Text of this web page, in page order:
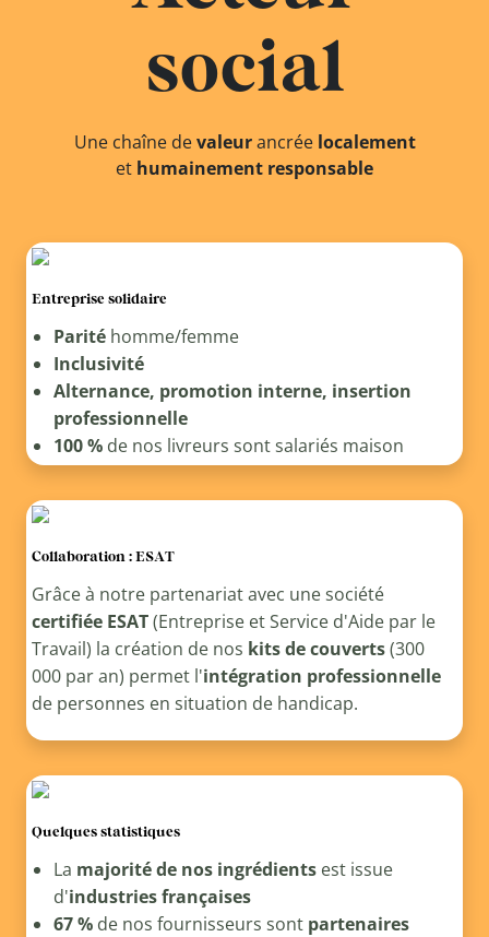
social
Une chaîne devaleurancrée localement
et humainement responsable
Entreprise solidaire
Paritéhomme/femme
Inclusivité
Alternance, promotion interne, insertion
professionnelle
100 %de nos livreurs sont salariés maison
Collaboration : ESAT
Grâce à notre partenariat avec une société
certifiée ESAT(Entreprise et Service d'Aide par le
Travail) la création de nos kits de couverts(300
000 par an) permet l'intégration professionnelle
de personnes en situation de handicap.
Quelques statistiques
La majorité de nos ingrédientsest issue
d'industries françaises
67 %de nos fournisseurs sont partenaires